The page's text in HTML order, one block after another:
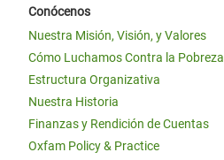
Conócenos
Nuestra Misión, Visión, y Valores
Cómo Luchamos Contra la Pobreza
Estructura Organizativa
Nuestra Historia
Finanzas y Rendición de Cuentas
Oxfam Policy & Practice